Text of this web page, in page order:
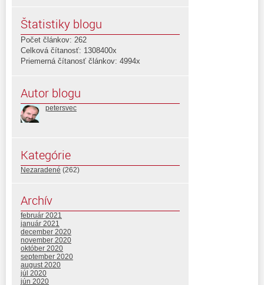
Štatistiky blogu
Počet článkov: 262
Celková čítanosť: 1308400x
Priemerná čítanosť článkov: 4994x
Autor blogu
petersvec
Kategórie
Nezaradené (262)
Archív
február 2021
január 2021
december 2020
november 2020
október 2020
september 2020
august 2020
júl 2020
jún 2020